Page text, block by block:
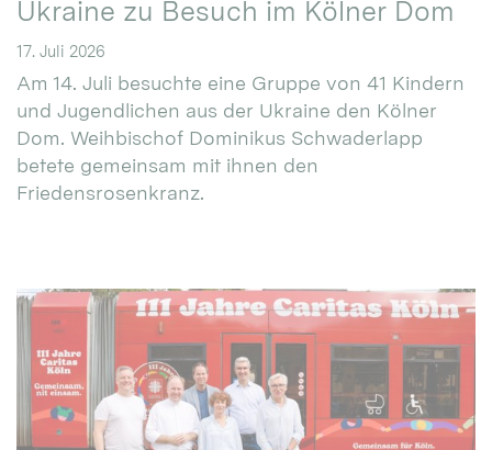
Ukraine zu Besuch im Kölner Dom
17. Juli 2026
Am 14. Juli besuchte eine Gruppe von 41 Kindern
und Jugendlichen aus der Ukraine den Kölner
Dom. Weihbischof Dominikus Schwaderlapp
betete gemeinsam mit ihnen den
Friedensrosenkranz.